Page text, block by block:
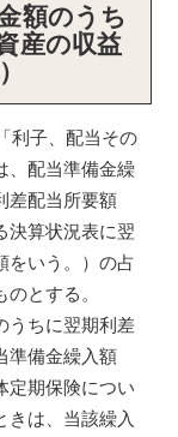
額のうち
産の収益
利子、配当その
、配当準備金繰
差配当所要額
決算状況表に翌
をいう。）の占
とする。
うちに翌期利差
準備金繰入額
定期保険につい
きは、当該繰入